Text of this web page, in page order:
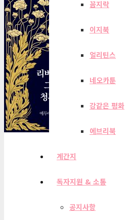
꼼지락
이지북
얼리틴스
네오카툰
강같은 평화
에브리북
계간지
독자지원 & 소통
공지사항